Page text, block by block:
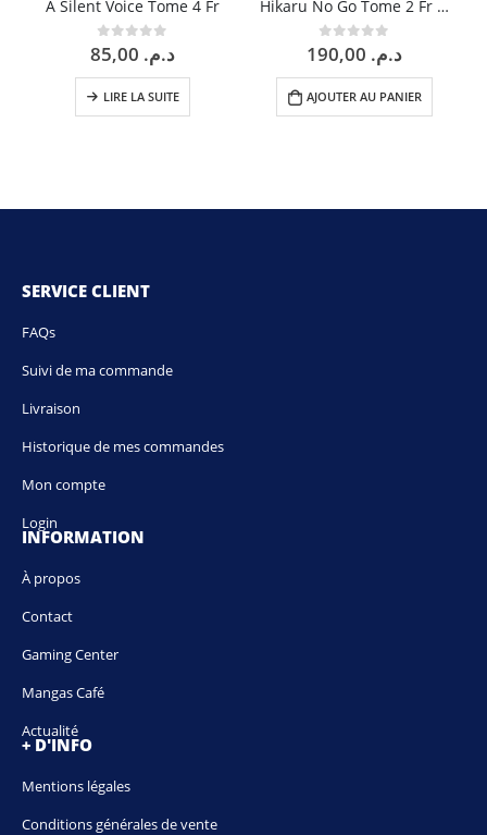
A Silent Voice Tome 4 Fr
0sur 5د.م.
LIRE LA SUITE
Hikaru No Go Tome 2 Fr Edition Deluxe
0sur 5د.م.
AJOUTER AU PANIER
SERVICE CLIENT
FAQs
Suivi de ma commande
Livraison
Historique de mes commandes
Mon compte
Login
INFORMATION
À propos
Contact
Gaming Center
Mangas Café
Actualité
+ D'INFO
Mentions légales
Conditions générales de vente